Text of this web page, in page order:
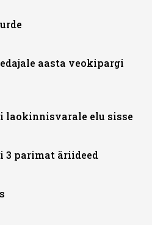
aasta veokipargi
laokinnisvarale elu sisse
parimat äriideed